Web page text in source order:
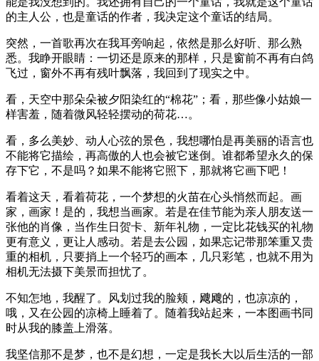
的主人公，也是童话的作者，我决定这个童话的结局。
突然，一首歌再次在我耳旁响起，依然是那么好听、那么熟
悉。我睁开眼睛：一切还是原来的那样，只是窗前不再有白鸽
飞过，窗外不再有残叶飘落，我回到了现实之中。
看，天空中那朵朵被夕阳染红的“棉花”；看，那些像小姑娘一
样害羞，随着微风轻轻摆动的荷花…。
看，多么美妙、动人心弦的景色，我想哪怕是再美丽的语言也
不能将它描绘，再高傲的人也会被它迷倒。谁都希望永久的保
存下它，不是吗？如果不能将它照下，那就将它画下吧！
看着这天，看着荷花，一个梦想的火苗在心头悄然而起。画
家，画家！是的，我想当画家。若是在佳节能为亲人朋友送一
张他的肖像，当作生日贺卡、新年礼物，一定比花钱买的礼物
更有意义，更让人感动。若是去公园，如果忘记带那笨重又贵
重的相机，只要捎上一个轻巧的画本，几只彩笔，也就不用为
相机无法摄下美景而担忧了。
不知怎地，我醒了。风划过我的脸颊，飕飕的，也凉凉的，
哦，又在公园的凉椅上睡着了。随着我站起来，一本图画书同
时从我的膝盖上滑落。
我坚信那不是梦，也不是幻想，一定是我长大以后生活的一部